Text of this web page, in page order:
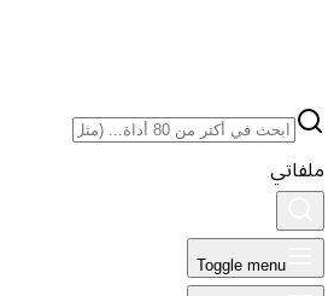
ملفاتي
Toggle menu